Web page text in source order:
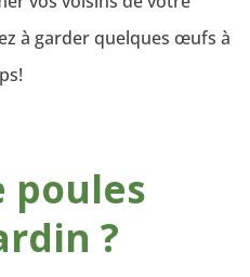
à garder quelques œufs à
poules
?